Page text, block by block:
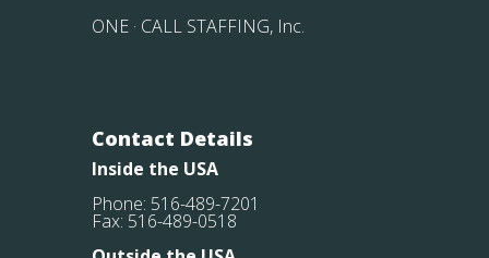
ONE · CALL STAFFING, Inc.
Contact Details
Inside the USA
Phone: 516-489-7201
Fax: 516-489-0518